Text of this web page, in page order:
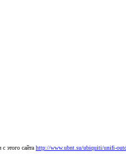
этого сайта http://www.ubnt.su/ubiquiti/unifi-